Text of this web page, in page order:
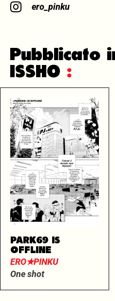
ero_pinku
Pubblicato
ISSHO :
PARK69 IS
OFFLINE
ERO✭PINKU
One shot